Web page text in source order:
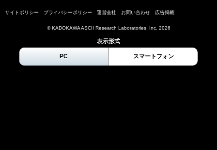
サイトポリシー プライバシーポリシー 運営会社 お問い合わせ 広告掲載
© KADOKAWA ASCII Research Laboratories, Inc. 2026
表示形式
PC スマートフォン